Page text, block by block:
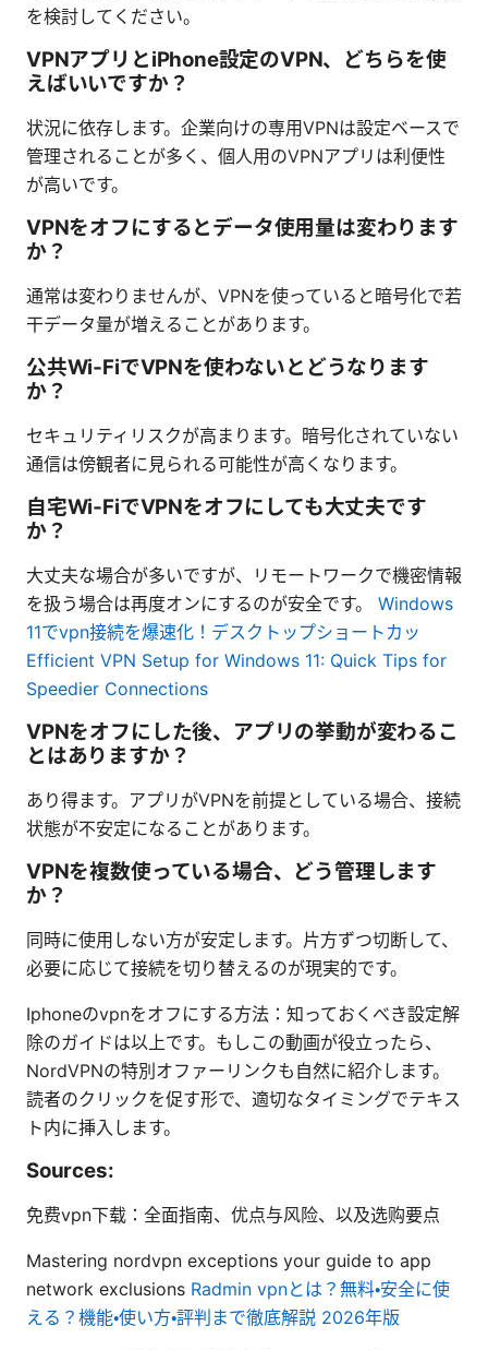
を検討してください。
VPNアプリとiPhone設定のVPN、どちらを使
えばいいですか？
状況に依存します。企業向けの専用VPNは設定ベースで
管理されることが多く、個人用のVPNアプリは利便性
が高いです。
VPNをオフにするとデータ使用量は変わります
か？
通常は変わりませんが、VPNを使っていると暗号化で若
干データ量が増えることがあります。
公共Wi‑FiでVPNを使わないとどうなります
か？
セキュリティリスクが高まります。暗号化されていない
通信は傍観者に見られる可能性が高くなります。
自宅Wi‑FiでVPNをオフにしても大丈夫です
か？
大丈夫な場合が多いですが、リモートワークで機密情報
を扱う場合は再度オンにするのが安全です。 Windows
11でvpn接続を爆速化！デスクトップショートカッ
Efficient VPN Setup for Windows 11: Quick Tips for
Speedier Connections
VPNをオフにした後、アプリの挙動が変わるこ
とはありますか？
あり得ます。アプリがVPNを前提としている場合、接続
状態が不安定になることがあります。
VPNを複数使っている場合、どう管理します
か？
同時に使用しない方が安定します。片方ずつ切断して、
必要に応じて接続を切り替えるのが現実的です。
Iphoneのvpnをオフにする方法：知っておくべき設定解
除のガイドは以上です。もしこの動画が役立ったら、
NordVPNの特別オファーリンクも自然に紹介します。
読者のクリックを促す形で、適切なタイミングでテキス
ト内に挿入します。
Sources:
免费vpn下载：全面指南、优点与风险、以及选购要点
Mastering nordvpn exceptions your guide to app
network exclusions Radmin vpnとは？無料・安全に使
える？機能・使い方・評判まで徹底解説 2026年版